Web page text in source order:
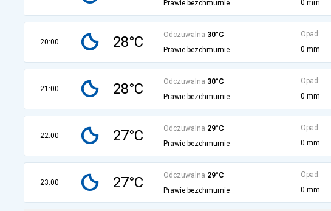
Prawie bezchmurnie
0 mm
20:00 28°C Odczuwalna 30°C
Prawie bezchmurnie
Opad:
0 mm
21:00 28°C Odczuwalna 30°C
Prawie bezchmurnie
Opad:
0 mm
22:00 27°C Odczuwalna 29°C
Prawie bezchmurnie
Opad:
0 mm
23:00 27°C Odczuwalna 29°C
Prawie bezchmurnie
Opad:
0 mm